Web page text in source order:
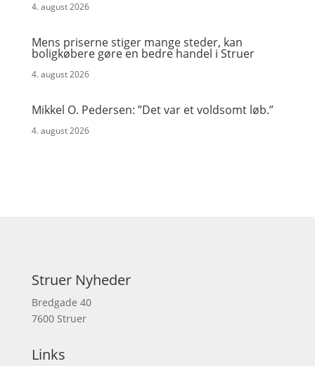
4. august 2026
Mens priserne stiger mange steder, kan
boligkøbere gøre en bedre handel i Struer
4. august 2026
Mikkel O. Pedersen: ”Det var et voldsomt løb.”
4. august 2026
Struer Nyheder
Bredgade 40
7600 Struer
Links